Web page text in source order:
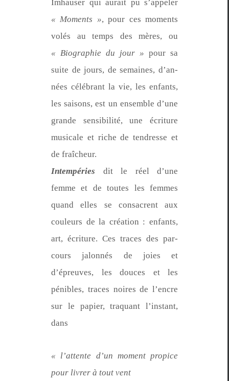
Imhauser qui aurait pu s’ap­pel­er
« Moments », pour ces moments
volés au temps des mères, ou
« Biogra­phie du jour » pour sa
suite de jours, de semaines, d’an­
nées célébrant la vie, les enfants,
les saisons, est un ensem­ble d’une
grande sen­si­bil­ité, une écri­t­ure
musi­cale et riche de ten­dresse et
de fraîcheur.
Intem­péries dit le réel d’une
femme et de toutes les femmes
quand elles se con­sacrent aux
couleurs de la créa­tion : enfants,
art, écri­t­ure. Ces traces des par­
cours jalon­nés de joies et
d’épreuves, les douces et les
pénibles, traces noires de l’en­cre
sur le papi­er, traquant l’in­stant,
dans
« l’at­tente d’un moment prop­ice
pour livr­er à tout vent